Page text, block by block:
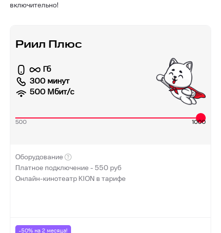
включительно!
Риил Плюс
Гб
300 минут
500 Мбит/с
500 1000
Оборудование
Платное подключение -550 руб
Онлайн-кинотеатр KION в тарифе
-50% на 2 месяца!